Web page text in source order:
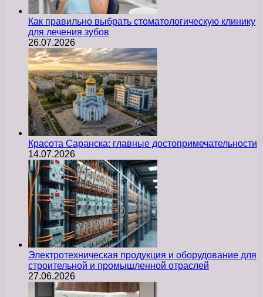
Как правильно выбрать стоматологическую клинику
для лечения зубов
26.07.2026
Красота Саранска: главные достопримечательности
14.07.2026
Электротехническая продукция и оборудование для
строительной и промышленной отраслей
27.06.2026